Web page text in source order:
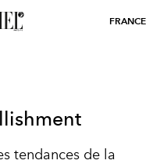
FRANCE
tendances de la